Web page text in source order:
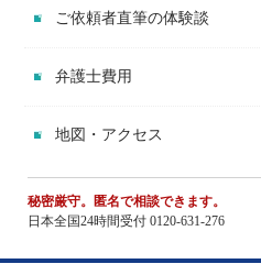
ご依頼者直筆の体験談
弁護士費用
地図・アクセス
秘密厳守。匿名で相談できます。
日本全国24時間受付 0120-631-276